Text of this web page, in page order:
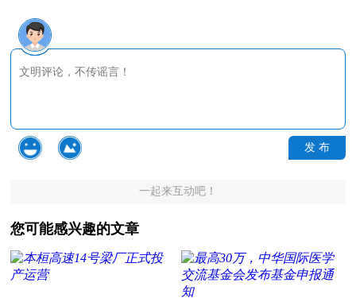
发 布
一起来互动吧！
您可能感兴趣的文章